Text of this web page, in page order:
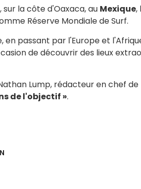
la côte d'Oaxaca, au Mexique,
Réserve Mondiale de Surf.
en passant par l'Europe et
de découvrir des lieux
Lump, rédacteur en chef
de l'objectif ».